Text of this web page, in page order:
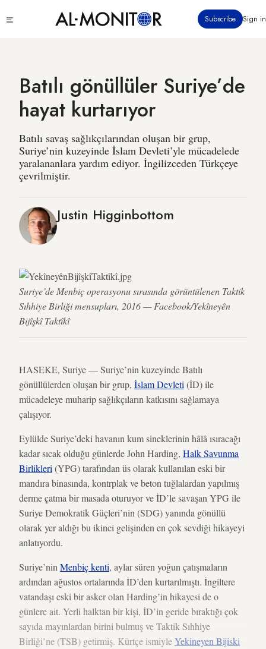
içeriğe
Subscribe Sign in
Batılı gönüllüler Suriye’de
hayat kurtarıyor
Batılı savaş sağlıkçılarından oluşan bir grup,
Suriye’nin kuzeyinde İslam Devleti’yle mücadelede
yaralananlara yardım ediyor. İngilizceden Türkçeye
çevrilmiştir.
Justin Higginbottom
Suriye’de Menbiç operasyonu sırasında görüntülenen Taktik
Sıhhiye Birliği mensupları, 2016 — Facebook/Yekîneyên
Bijîşkî Taktîkî
HASEKE, Suriye — Suriye’nin kuzeyinde Batılı
gönüllülerden oluşan bir grup, İslam Devleti (İD) ile
mücadeleye muharip sağlıkçıların katkısını sağlamaya
çalışıyor.
Eylülde Suriye’deki havanın kum sineklerinin hâlâ ısıracağı
kadar sıcak olduğu günlerde John Harding, Halk Savunma
Birlikleri (YPG) tarafından üs olarak kullanılan eski bir
mandıra binasında, kontrplak ve beton tuğlalardan yapılmış
derme çatma bir masada oturuyor ve İD’le savaşan YPG ile
Suriye Demokratik Güçleri’nin (SDG) yanında gönüllü
olarak yer aldığı bu ikinci gelişinden en çok sevdiği hikayeyi
anlatıyordu.
Suriye’nin Menbiç kenti, aylar süren yoğun çatışmaların
ardından ağustos ortalarında İD’den kurtarılmıştı. İngiltere
vatandaşı eski bir asker olan Harding’in hikayesi de o
günlere ait. Yerli halktan bir kişi, İD’in geride bıraktığı çok
sayıda mayınlardan birini bulmuş ve Taktik Sıhhiye
Birliği’ne (TSB) getirmiş. Kürtçe ismiyleYekineyen Bijiski